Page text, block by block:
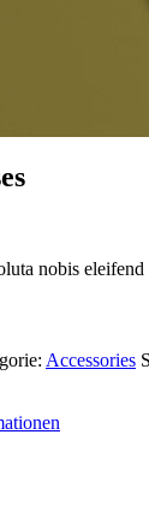
nobis
Accessories